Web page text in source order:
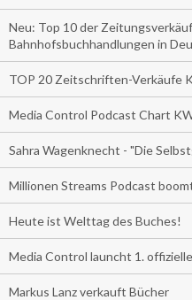
Neu: Top 10 der
Bahnhofsbuchhandlungen in
TOP 20 Zeitschriften-Verkäufe
Media Control Podcast Chart
Sahra Wagenknecht - "Die
Millionen Streams Podcast
Heute ist Welttag des Buches!
Media Control launcht 1.
Markus Lanz verkauft Bücher